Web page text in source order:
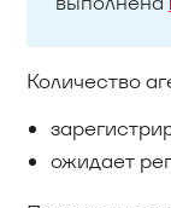
Количество
ожидает